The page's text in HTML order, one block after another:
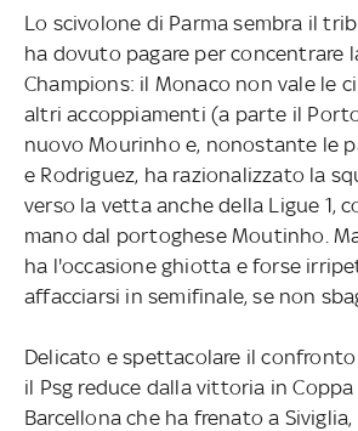
Lo scivolone di Parma sembra il
ha dovuto pagare per concentrare
Champions: il Monaco non vale le
altri accoppiamenti (a parte il
nuovo Mourinho e, nonostante le
e Rodriguez, ha razionalizzato la
verso la vetta anche della Ligue 1,
mano dal portoghese Moutinho.
ha l'occasione ghiotta e forse
affacciarsi in semifinale, se non
Delicato e spettacolare il
il Psg reduce dalla vittoria in Coppa
Barcellona che ha frenato a